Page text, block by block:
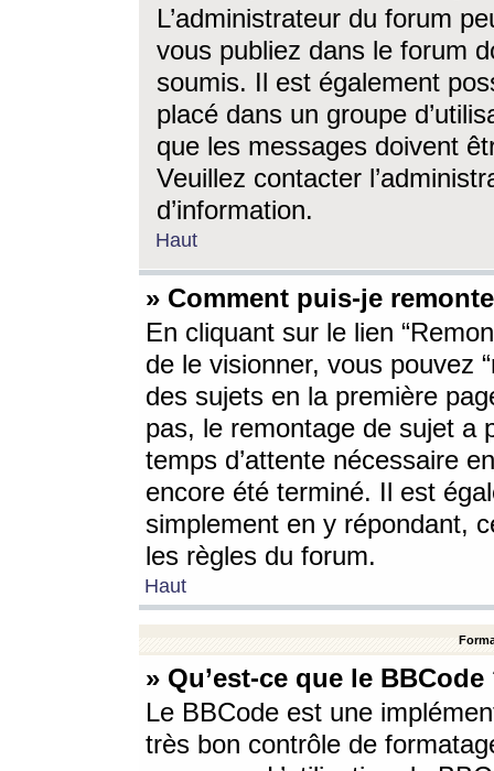
L’administrateur du forum
vous publiez dans le forum
soumis. Il est également
placé dans un groupe
que les messages doivent
Veuillez contacter
d’information.
Haut
» Comment puis-je
En cliquant sur le lien
de le visionner, vous pouvez
des sujets en la première
pas, le remontage de sujet a
temps d’attente nécessaire
encore été terminé. Il est
simplement en y répondant,
les règles du forum.
Haut
» Qu’est-ce que le BBCode
Le BBCode est une
très bon contrôle de